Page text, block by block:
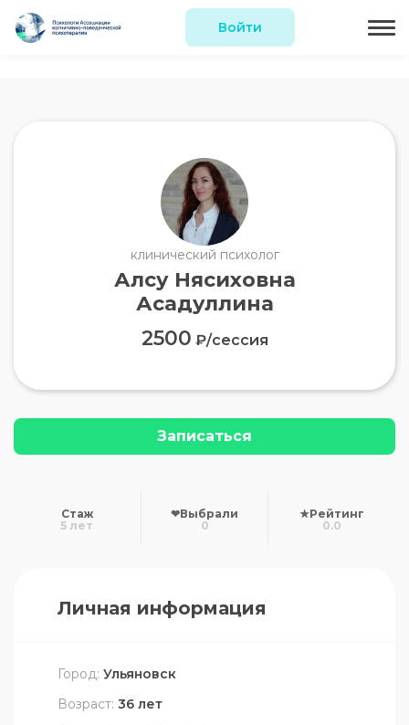
Войти
клинический психолог
Алсу Нясиховна
Асадуллина
2500 ₽/сессия
Записаться
Стаж
5 лет
❤Выбрали
0
★Рейтинг
0.0
Личная информация
Город: Ульяновск
Возраст: 36 лет